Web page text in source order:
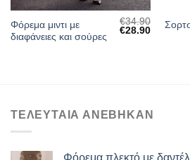
Φόρεμα μιντι με
διαφάνειες και σούρες
€34.90
Original
€28.90Η
ΤΕΛΕΥΤΑΙΑ ΑΝΕΒΗΚΑΝ